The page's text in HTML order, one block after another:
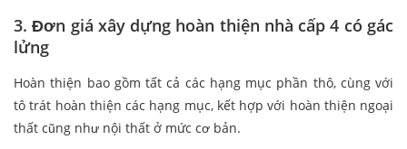
3. Đơn giá xây dựng hoàn thiện nhà cấp 4 có gác
lửng
Hoàn thiện bao gồm tất cả các hạng mục phần thô, cùng với
tô trát hoàn thiện các hạng mục, kết hợp với hoàn thiện ngoại
thất cũng như nội thất ở mức cơ bản.